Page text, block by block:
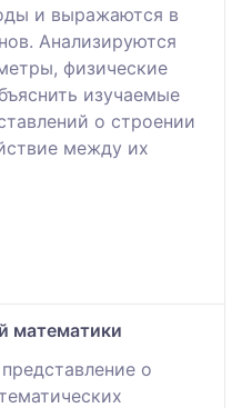
и выражаются в
Анализируются
физические
изучаемые
о строении
между их
математики
о